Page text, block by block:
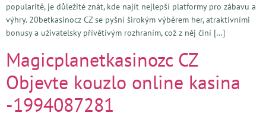
popularitě, je důležité znát, kde najít nejlepší platformy pro zábavu a
výhry. 20betkasinocz CZ se pyšní širokým výběrem her, atraktivními
bonusy a uživatelsky přívětivým rozhraním, což z něj činí […]
Magicplanetkasinozc CZ
Objevte kouzlo online kasina
-1994087281